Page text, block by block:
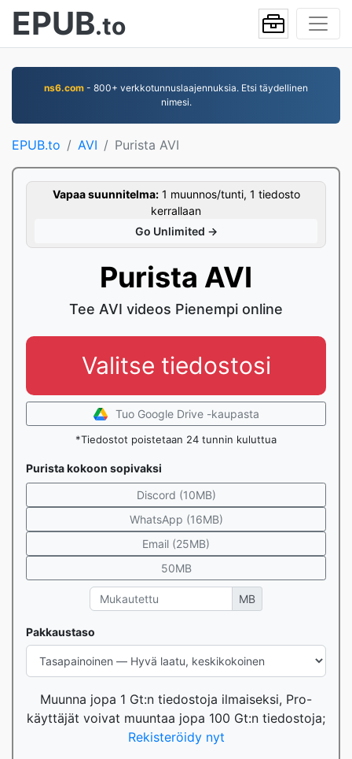
EPUB.to
ns6.com - 800+ verkkotunnuslaajennuksia. Etsi täydellinen
nimesi.
EPUB.to AVI Purista AVI
Vapaa suunnitelma:1 muunnos/tunti, 1 tiedosto
kerrallaan
Go Unlimited →
Purista AVI
Tee AVI videos Pienempi online
Valitse tiedostosi
Tuo Google Drive -kaupasta
*Tiedostot poistetaan 24 tunnin kuluttua
Purista kokoon sopivaksi
Discord (10MB)
WhatsApp (16MB)
Email (25MB)
50MB
MB
Pakkaustaso
Muunna jopa 1 Gt:n tiedostoja ilmaiseksi, Pro-
käyttäjät voivat muuntaa jopa 100 Gt:n tiedostoja;
Rekisteröidy nyt